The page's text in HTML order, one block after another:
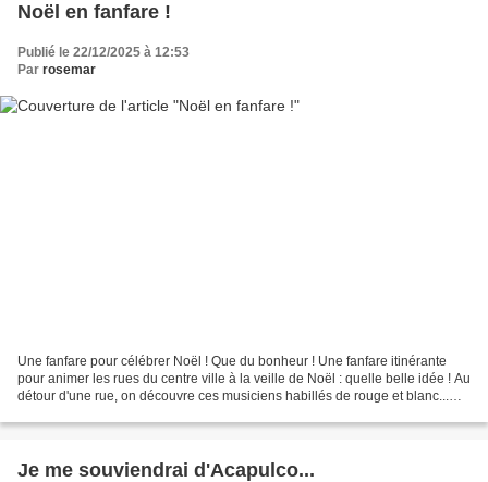
Noël en fanfare !
Publié le 22/12/2025 à 12:53
Par rosemar
Une fanfare pour célébrer Noël ! Que du bonheur ! Une fanfare itinérante
pour animer les rues du centre ville à la veille de Noël : quelle belle idée ! Au
détour d'une rue, on découvre ces musiciens habillés de rouge et blanc...
Je me souviendrai d'Acapulco...